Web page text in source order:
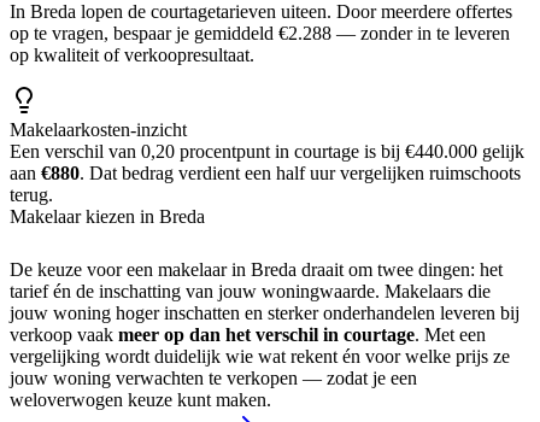
In Breda lopen de courtagetarieven uiteen. Door meerdere offertes
op te vragen, bespaar je gemiddeld €2.288 — zonder in te leveren
op kwaliteit of verkoopresultaat.
Makelaarkosten-inzicht
Een verschil van 0,20 procentpunt in courtage is bij €440.000 gelijk
aan €880. Dat bedrag verdient een half uur vergelijken ruimschoots
terug.
Makelaar kiezen in Breda
De keuze voor een makelaar in Breda draait om twee dingen: het
tarief én de inschatting van jouw woningwaarde. Makelaars die
jouw woning hoger inschatten en sterker onderhandelen leveren bij
verkoop vaak meer op dan het verschil in courtage. Met een
vergelijking wordt duidelijk wie wat rekent én voor welke prijs ze
jouw woning verwachten te verkopen — zodat je een
weloverwogen keuze kunt maken.